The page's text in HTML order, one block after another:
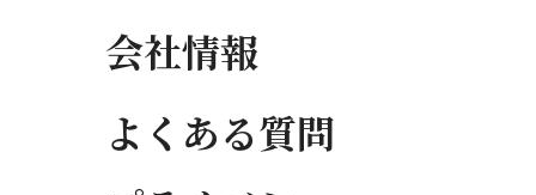
会社情報
よくある質問